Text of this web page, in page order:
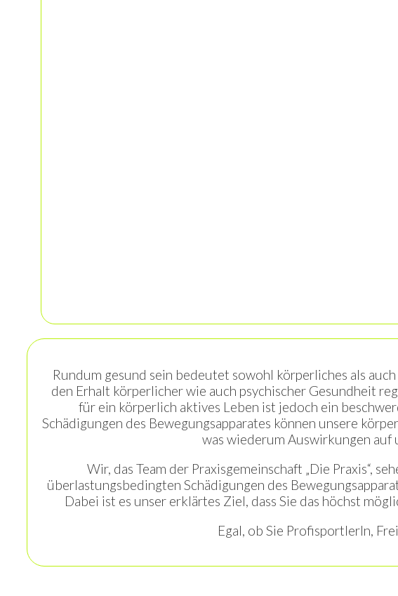
Rundum gesund sein bedeutet sowohl körperliches als
den Erhalt körperlicher wie auch psychischer Gesundheit
für ein körperlich aktives Leben ist jedoch ein
Schädigungen des Bewegungsapparates können unsere
was wiederum Auswirkungen auf
Wir, das Team der Praxisgemeinschaft „Die Praxis“,
überlastungsbedingten Schädigungen des
Dabei ist es unser erklärtes Ziel, dass Sie das höchst
Egal, ob Sie ProfisportlerIn,